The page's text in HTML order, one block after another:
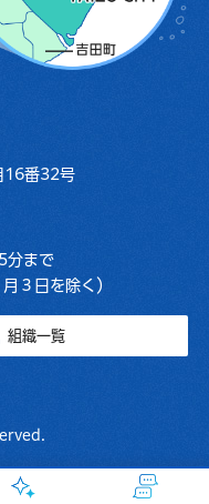
16番32号
分まで
３日を除く）
組織一覧